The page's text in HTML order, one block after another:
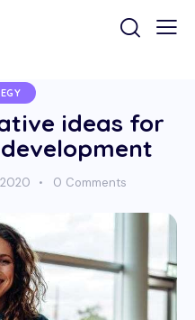
ideas for
2020 0 Comments